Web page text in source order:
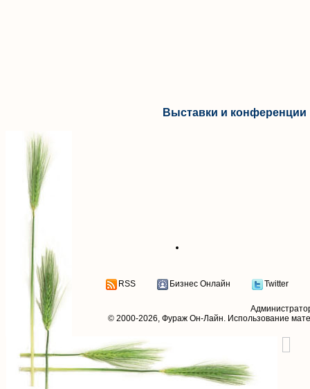
Выставки и конференции
RSS Бизнес Онлайн Twitter
© 2000-2026, Фураж Он-Лайн. Использование